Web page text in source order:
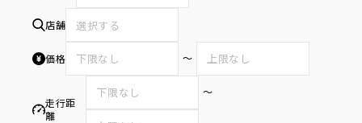
店舗 選択する
価格 〜
走行距
離
〜